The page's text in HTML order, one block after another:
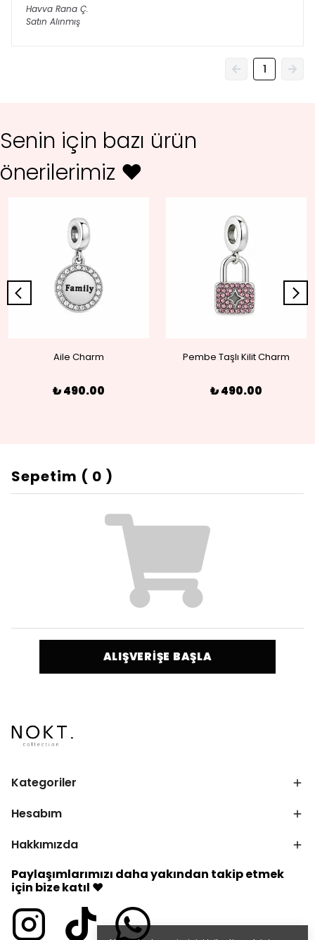
Havva Rana Ç.
Satın Alınmış
1
Senin için bazı ürün
önerilerimiz ♥
Aile Charm
₺ 490.00
Pembe Taşlı Kilit Charm
₺ 490.00
Sepetim ( 0 )
ALIŞVERİŞE BAŞLA
Kategoriler
Hesabım
Hakkımızda
Paylaşımlarımızı daha yakından takip etmek
için bize katıl ♥